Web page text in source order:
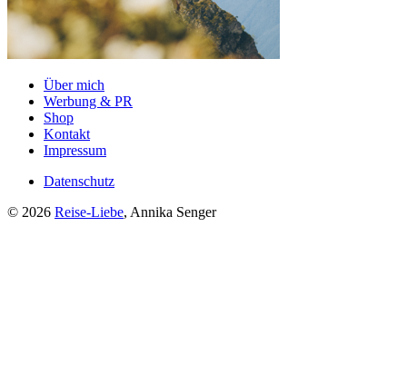
Über mich
Werbung & PR
Shop
Kontakt
Impressum
Datenschutz
© 2026 Reise-Liebe, Annika Senger